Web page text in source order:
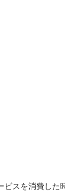
ビスを消費した